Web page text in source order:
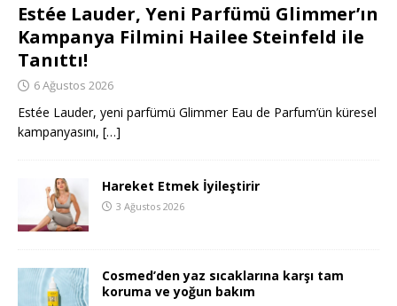
Estée Lauder, Yeni Parfümü Glimmer’ın
Kampanya Filmini Hailee Steinfeld ile
Tanıttı!
6 Ağustos 2026
Estée Lauder, yeni parfümü Glimmer Eau de Parfum’ün küresel
kampanyasını, […]
Hareket Etmek İyileştirir
3 Ağustos 2026
Cosmed’den yaz sıcaklarına karşı tam
koruma ve yoğun bakım